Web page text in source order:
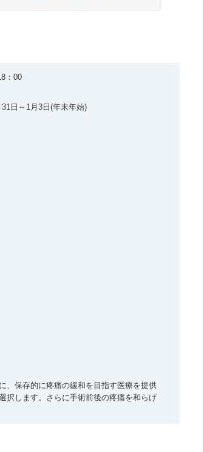
：00
日～1月3日(年末年始)
、保存的に疼痛の緩和を目指す医療を提供
択します。さらに手術前後の疼痛を和らげ